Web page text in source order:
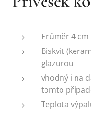
Průměr 4 cm
Biskvit
glazurou
vhodný i na
tomto
Teplota